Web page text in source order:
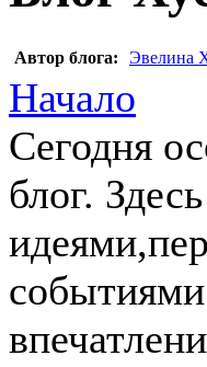
Автор блога: Эвелина
Начало
Сегодня
блог.